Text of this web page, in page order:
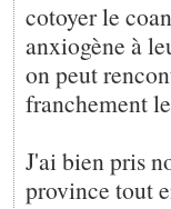
cotoyer le
anxiogène à
on peut
franchement
J'ai bien pris
province tout